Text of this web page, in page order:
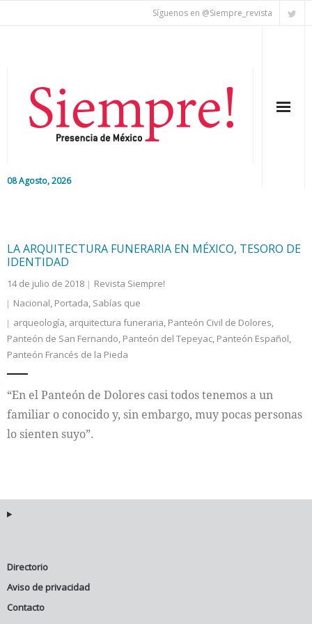
Síguenos en @Siempre_revista
08 Agosto, 2026
Colaboradores
Internacional
LA ARQUITECTURA FUNERARIA EN MÉXICO, TESORO DE
IDENTIDAD
14 de julio de 2018
Revista Siempre!
Nacional, Portada, Sabías que
arqueología, arquitectura funeraria, Panteón Civil de Dolores,
Panteón de San Fernando, Panteón del Tepeyac, Panteón Español,
Panteón Francés de la Pieda
“En el Panteón de Dolores casi todos tenemos a un
familiar o conocido y, sin embargo, muy pocas personas
lo sienten suyo”.
Directorio
Aviso de privacidad
Contacto